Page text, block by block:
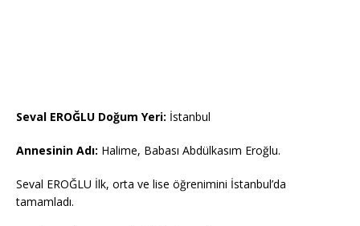
Seval EROĞLU Doğum Yeri: İstanbul
Annesinin Adı: Halime, Babası Abdülkasım Eroğlu.
Seval EROĞLU İlk, orta ve lise öğrenimini İstanbul’da
tamamladı.